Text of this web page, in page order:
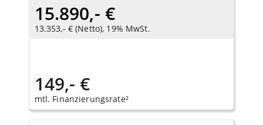
15.890,- €
13.353,- € (Netto), 19% MwSt.
149,- €
mtl. Finanzierungsrate²